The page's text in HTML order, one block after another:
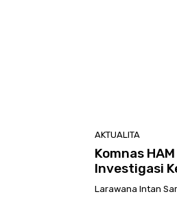
AKTUALITA
Komnas
Investigasi
Larawana Intan